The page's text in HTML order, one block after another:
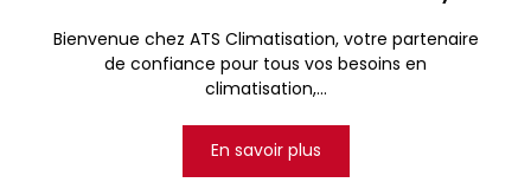
Bienvenue chez ATS Climatisation, votre partenaire
de confiance pour tous vos besoins en
climatisation,...
En savoir plus